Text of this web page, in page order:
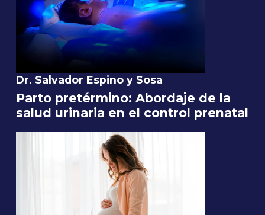
Dr. Salvador Espino y Sosa
Parto pretérmino: Abordaje de la
salud urinaria en el control prenatal